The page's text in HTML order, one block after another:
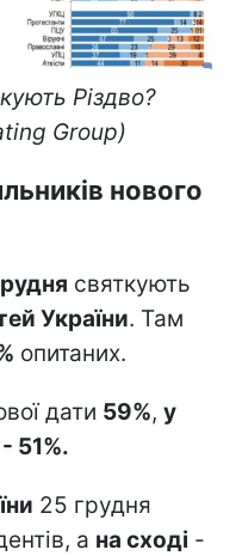
Різдво?
Group)
нового
святкують
України. Там
опитаних.
дати 59%, у
51%.
25 грудня
а на сході -